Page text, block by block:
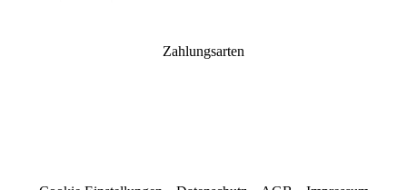
Zahlungsarten